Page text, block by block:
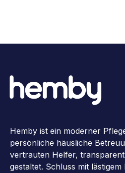
Hemby ist ein moderner
persönliche häusliche
vertrauten Helfer,
gestaltet. Schluss mit